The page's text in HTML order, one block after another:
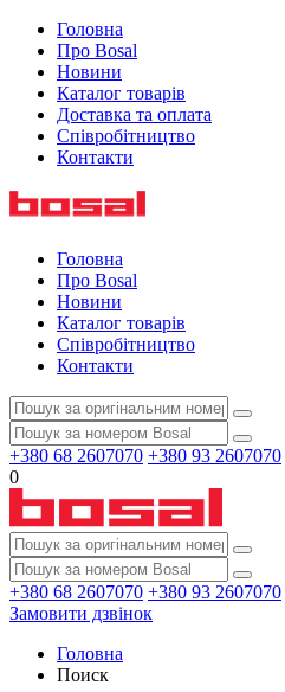
Головна
Про Bosal
Новини
Каталог товарів
Доставка та оплата
Співробітництво
Контакти
Головна
Про Bosal
Новини
Каталог товарів
Співробітництво
Контакти
+380 68 2607070 +380 93 2607070
0
+380 68 2607070 +380 93 2607070
Замовити дзвінок
Головна
Поиск